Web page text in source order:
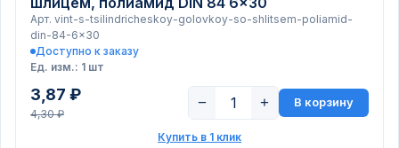
Арт. vint-s-tsilindricheskoy-golovkoy-so-shlitsem-poliamid-
din-84-6x30
Доступно к заказу
Ед. изм.: 1 шт
3,87 ₽
4,30 ₽
− + В корзину
Купить в 1 клик